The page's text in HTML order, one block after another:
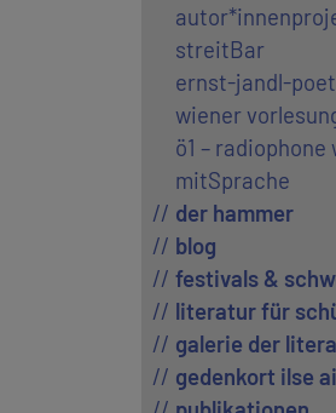
streitBar
ernst-jandl-
wiener
ö1 –
mitSprache
der hammer
blog
festivals &
literatur für
galerie der
gedenkort ilse